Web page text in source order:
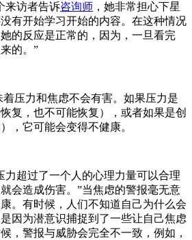
来访者告诉咨询师 ，她非常担心下星
有开始学习开始的内容。在这种情况
的反应是正常的，因为，一旦看完
的。”
着压力和焦虑不会有害。如果压力是
复，也不可能恢复），或者如果是创
，它可能会变得不健康。
力超过了一个人的心理力量可以合理
会造成伤害。”当焦虑的警报毫无意
。有时候，人们不知道自己为什么会
因为潜意识捕捉到了一些让自己焦虑
，警报与威胁会完全不一致，例如，